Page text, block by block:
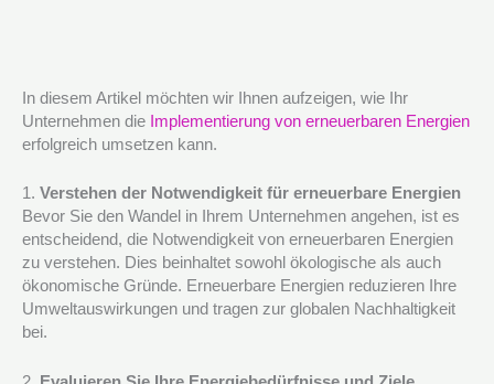
In diesem Artikel möchten wir Ihnen aufzeigen, wie Ihr
Unternehmen die Implementierung von erneuerbaren Energien
erfolgreich umsetzen kann.
1. Verstehen der Notwendigkeit für erneuerbare Energien
Bevor Sie den Wandel in Ihrem Unternehmen angehen, ist es
entscheidend, die Notwendigkeit von erneuerbaren Energien
zu verstehen. Dies beinhaltet sowohl ökologische als auch
ökonomische Gründe. Erneuerbare Energien reduzieren Ihre
Umweltauswirkungen und tragen zur globalen Nachhaltigkeit
bei.